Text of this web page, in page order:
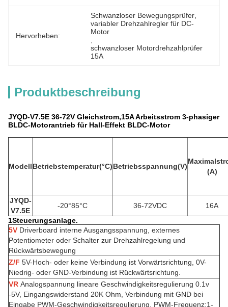
Hervorheben:
Schwanzloser Bewegungsprüfer
variabler Drehzahlregler für DC-
Motor
schwanzloser Motordrehzahlprüfer
15A
Produktbeschreibung
JYQD-V7.5E 36-72V Gleichstrom,15A Arbeitsstrom 3-phasiger
BLDC-Motorantrieb für Hall-Effekt BLDC-Motor
ModellBetriebstemperatur(°C)Betriebsspannung(V)
(A)
JYQD-
V7.5E
-20°85°C 36-72VDC
16A
1Steuerungsanlage.
5V Driverboard interne Ausgangsspannung, externes
Potentiometer oder Schalter zur Drehzahlregelung und
Rückwärtsbewegung
Z/F 5V-Hoch- oder keine Verbindung ist Vorwärtsrichtung, 0V-
Niedrig- oder GND-Verbindung ist Rückwärtsrichtung.
VR Analogspannung lineare Geschwindigkeitsregulierung 0.1v
-5V, Eingangswiderstand 20K Ohm, Verbindung mit GND bei
Eingabe PWM-Geschwindigkeitsregulierung, PWM-Frequenz:1-